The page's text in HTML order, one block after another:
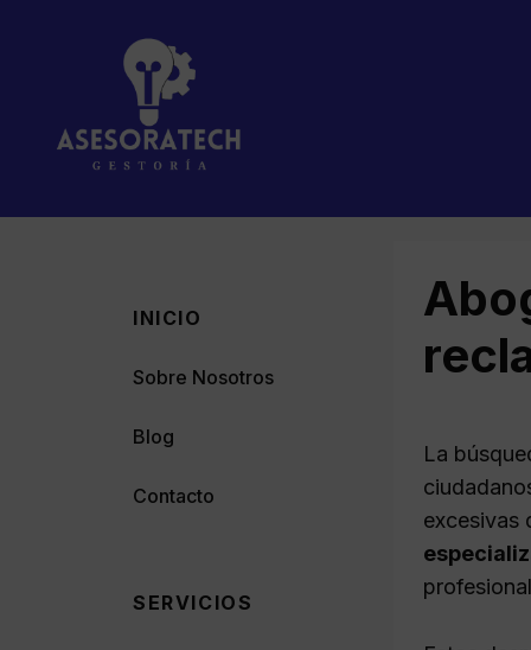
La
excesivas
INICIO
Sobre Nosotros
Blog
Contacto
SERVICIOS